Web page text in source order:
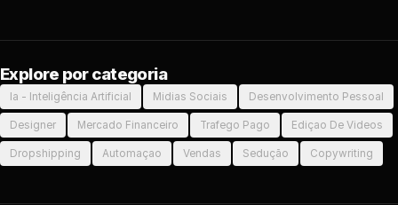
Explore por categoria
Ia - Inteligência Artificial Midias Sociais Desenvolvimento Pessoal
Designer Mercado Financeiro Trafego Pago Ediçao De Videos
Dropshipping Automaçao Vendas Sedução Copywriting